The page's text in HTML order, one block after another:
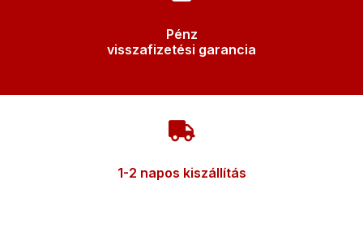
Pénz
visszafizetési garancia
1-2 napos kiszállítás